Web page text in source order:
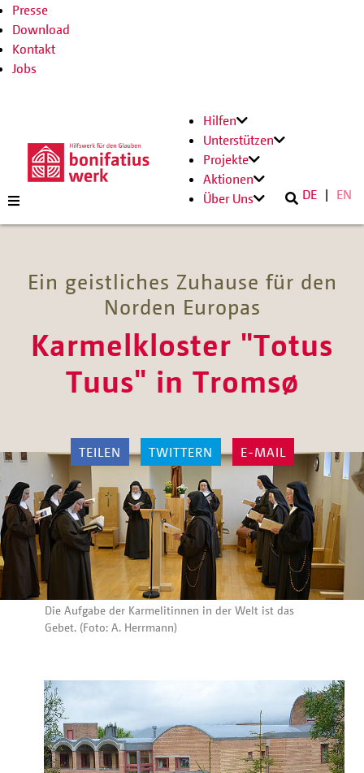
Presse
Download
Kontakt
Jobs
Hilfen
Unterstützen
Projekte
Aktionen
Über Uns
DE EN
Ein geistliches Zuhause für den
Norden Europas
Karmelkloster "Totus
Tuus" in Tromsø
TEILEN TWITTERN E-MAIL
Die Aufgabe der Karmelitinnen in der Welt ist das
Gebet. (Foto: A. Herrmann)